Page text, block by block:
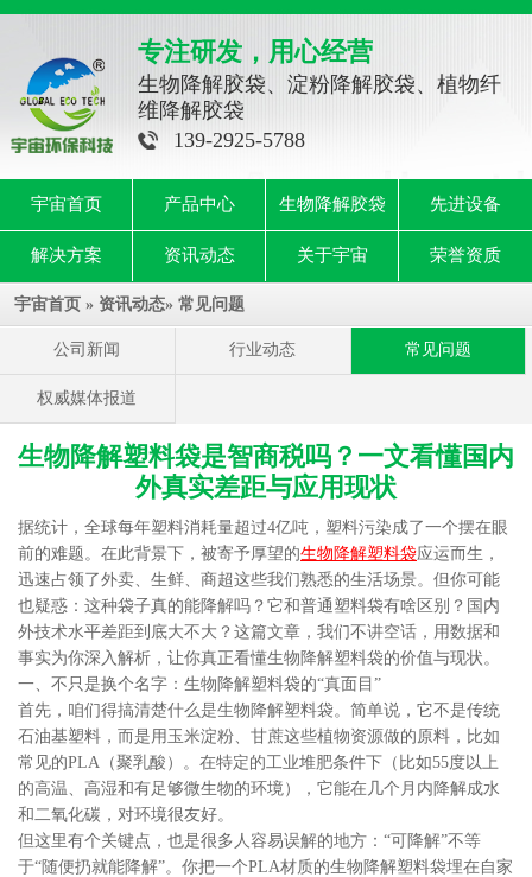
专注研发，用心经营
生物降解胶袋、淀粉降解胶袋、植物纤
维降解胶袋
139-2925-5788
宇宙首页 产品中心 生物降解胶袋 先进设备
解决方案 资讯动态 关于宇宙 荣誉资质
宇宙首页 » 资讯动态» 常见问题
公司新闻 行业动态 常见问题
权威媒体报道
生物降解塑料袋是智商税吗？一文看懂国内
外真实差距与应用现状
据统计，全球每年塑料消耗量超过4亿吨，塑料污染成了一个摆在眼
前的难题。在此背景下，被寄予厚望的生物降解塑料袋应运而生，
迅速占领了外卖、生鲜、商超这些我们熟悉的生活场景。但你可能
也疑惑：这种袋子真的能降解吗？它和普通塑料袋有啥区别？国内
外技术水平差距到底大不大？这篇文章，我们不讲空话，用数据和
事实为你深入解析，让你真正看懂生物降解塑料袋的价值与现状。
一、不只是换个名字：生物降解塑料袋的“真面目”
首先，咱们得搞清楚什么是生物降解塑料袋。简单说，它不是传统
石油基塑料，而是用玉米淀粉、甘蔗这些植物资源做的原料，比如
常见的PLA（聚乳酸）。在特定的工业堆肥条件下（比如55度以上
的高温、高湿和有足够微生物的环境），它能在几个月内降解成水
和二氧化碳，对环境很友好。
但这里有个关键点，也是很多人容易误解的地方：“可降解”不等
于“随便扔就能降解”。你把一个PLA材质的生物降解塑料袋埋在自家